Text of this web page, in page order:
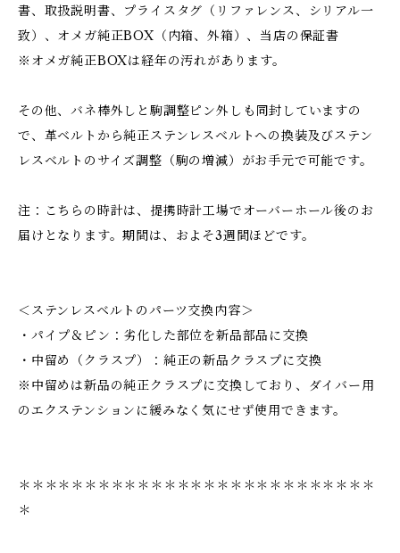
書、取扱説明書、プライスタグ（リファレンス、シリアル一
致）、オメガ純正BOX（内箱、外箱）、当店の保証書
※オメガ純正BOXは経年の汚れがあります。
その他、バネ棒外しと駒調整ピン外しも同封していますの
で、革ベルトから純正ステンレスベルトへの換装及びステン
レスベルトのサイズ調整（駒の増減）がお手元で可能です。
注：こちらの時計は、提携時計工場でオーバーホール後のお
届けとなります。期間は、およそ3週間ほどです。
＜ステンレスベルトのパーツ交換内容＞
・パイプ＆ピン：劣化した部位を新品部品に交換
・中留め（クラスプ）：純正の新品クラスプに交換
※中留めは新品の純正クラスプに交換しており、ダイバー用
のエクステンションに緩みなく気にせず使用できます。
＊＊＊＊＊＊＊＊＊＊＊＊＊＊＊＊＊＊＊＊＊＊＊＊＊＊＊
＊